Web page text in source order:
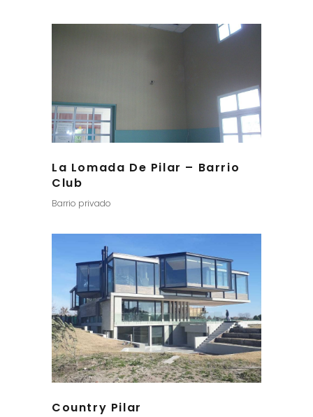
La Lomada De Pilar – Barrio
Club
Barrio privado
Country Pilar